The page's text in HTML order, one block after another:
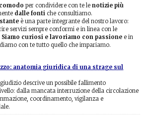
per condividere con te lenotizie più
dalle fonti che consultiamo.
è una parte integrante del nostro lavoro:
servizi sempre conformi e in linea con le
Siamo curiosi e lavoriamo con passione e in
con te tutto quello che impariamo.
anatomia giuridica di una strage sul
descrive un possibile fallimento
dalla mancata interruzione della circolazione
coordinamento, vigilanza e